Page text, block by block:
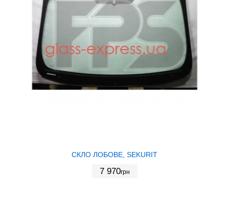
СКЛО ЛОБОВЕ, SEKURIT
7 970грн